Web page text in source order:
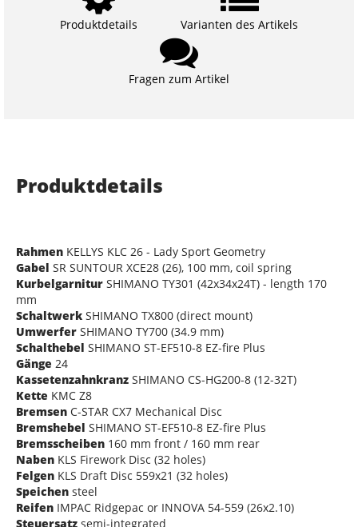
Produktdetails Varianten des Artikels
Fragen zum Artikel
Produktdetails
Rahmen KELLYS KLC 26 - Lady Sport Geometry
Gabel SR SUNTOUR XCE28 (26), 100 mm, coil spring
Kurbelgarnitur SHIMANO TY301 (42x34x24T) - length 170
mm
Schaltwerk SHIMANO TX800 (direct mount)
Umwerfer SHIMANO TY700 (34.9 mm)
Schalthebel SHIMANO ST-EF510-8 EZ-fire Plus
Gänge 24
Kassetenzahnkranz SHIMANO CS-HG200-8 (12-32T)
Kette KMC Z8
Bremsen C-STAR CX7 Mechanical Disc
Bremshebel SHIMANO ST-EF510-8 EZ-fire Plus
Bremsscheiben 160 mm front / 160 mm rear
Naben KLS Firework Disc (32 holes)
Felgen KLS Draft Disc 559x21 (32 holes)
Speichen steel
Reifen IMPAC Ridgepac or INNOVA 54-559 (26x2.10)
Steuersatz semi-integrated